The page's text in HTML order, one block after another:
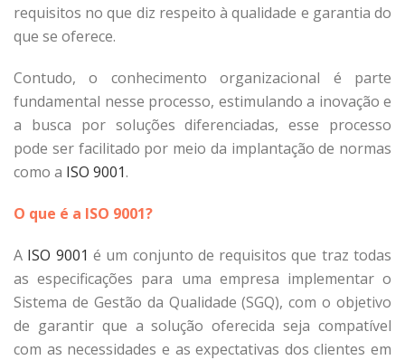
requisitos no que diz respeito à qualidade e garantia do
que se oferece.
Contudo, o conhecimento organizacional é parte
fundamental nesse processo, estimulando a inovação e
a busca por soluções diferenciadas, esse processo
pode ser facilitado por meio da implantação de normas
como a ISO 9001.
O que é a ISO 9001?
A ISO 9001 é um conjunto de requisitos que traz todas
as especificações para uma empresa implementar o
Sistema de Gestão da Qualidade (SGQ), com o objetivo
de garantir que a solução oferecida seja compatível
com as necessidades e as expectativas dos clientes em